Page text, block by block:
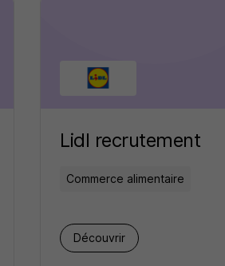
Lidl recrutement
Commerce alimentaire
Découvrir